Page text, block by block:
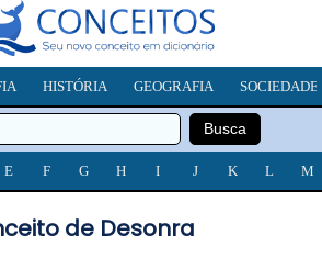
HISTÓRIA GEOGRAFIA SOCIEDADE
E F G H I J K L M
de Desonra